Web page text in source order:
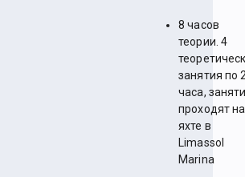
8 часов
теории. 4
занятия по
часа,
проходят на
яхте в
Limassol
Marina